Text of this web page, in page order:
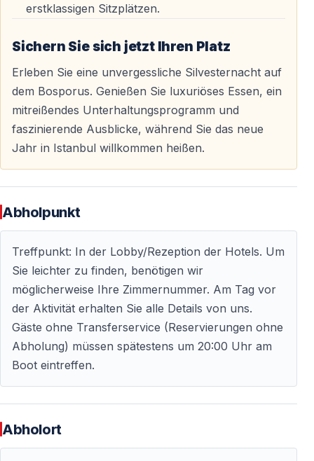
lauten Musik eine elterliche Aufsicht für kleinere Kinder
Gibt es einen Dresscode?
Es gibt keinen verpflichtenden Dresscode — elegante,
festliche Kleidung wird empfohlen.
Sind die Feuerwerke vom Schiff aus sichtbar?
Ist eine frühzeitige Buchung notwendig?
Unbedingt — Silvesterkreuzfahrten auf dem Bosporus
sind schnell ausgebucht. Eine frühe Reservierung
garantiert die beste Auswahl an Plätzen.
5 wichtige Hinweise zur Silvesterparty auf dem
Bosporus in Istanbul
Eine Silvesterparty auf dem Bosporus ist in Istanbul ein
besonderer Abend mit Dinner, Musik, Lichterkulisse
und Mitternachtsfeier auf dem Wasser. Damit die Nacht
reibungslos verläuft, sollten Gäste vor der Buchung
erstklassigen Sitzplätzen.
Sichern Sie sich jetzt Ihren Platz
Erleben Sie eine unvergessliche Silvesternacht auf
dem Bosporus. Genießen Sie luxuriöses Essen, ein
mitreißendes Unterhaltungsprogramm und
faszinierende Ausblicke, während Sie das neue
Jahr in Istanbul willkommen heißen.
Abholpunkt
Treffpunkt: In der Lobby/Rezeption der Hotels. Um
Sie leichter zu finden, benötigen wir
möglicherweise Ihre Zimmernummer. Am Tag vor
der Aktivität erhalten Sie alle Details von uns.
Gäste ohne Transferservice (Reservierungen ohne
Abholung) müssen spätestens um 20:00 Uhr am
Boot eintreffen.
Abholort